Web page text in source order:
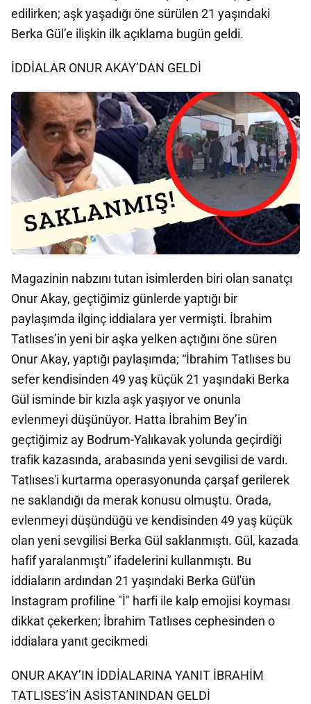
edilirken; aşk yaşadığı öne sürülen 21 yaşındaki
Berka Gül’e ilişkin ilk açıklama bugün geldi.
İDDİALAR ONUR AKAY’DAN GELDİ
Magazinin nabzını tutan isimlerden biri olan sanatçı
Onur Akay, geçtiğimiz günlerde yaptığı bir
paylaşımda ilginç iddialara yer vermişti. İbrahim
Tatlıses’in yeni bir aşka yelken açtığını öne süren
Onur Akay, yaptığı paylaşımda; “İbrahim Tatlıses bu
sefer kendisinden 49 yaş küçük 21 yaşındaki Berka
Gül isminde bir kızla aşk yaşıyor ve onunla
evlenmeyi düşünüyor. Hatta İbrahim Bey’in
geçtiğimiz ay Bodrum-Yalıkavak yolunda geçirdiği
trafik kazasında, arabasında yeni sevgilisi de vardı.
Tatlıses'i kurtarma operasyonunda çarşaf gerilerek
ne saklandığı da merak konusu olmuştu. Orada,
evlenmeyi düşündüğü ve kendisinden 49 yaş küçük
olan yeni sevgilisi Berka Gül saklanmıştı. Gül, kazada
hafif yaralanmıştı” ifadelerini kullanmıştı. Bu
iddiaların ardından 21 yaşındaki Berka Gül'ün
Instagram profiline "İ" harfi ile kalp emojisi koyması
dikkat çekerken; İbrahim Tatlıses cephesinden o
iddialara yanıt gecikmedi
ONUR AKAY’IN İDDİALARINA YANIT İBRAHİM
TATLISES’İN ASİSTANINDAN GELDİ